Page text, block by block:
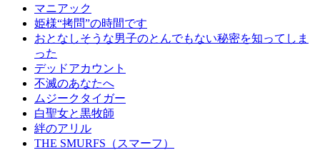
マニアック
姫様“拷問”の時間です
おとなしそうな男子のとんでもない秘密を知ってしま
った
デッドアカウント
不滅のあなたへ
ムジークタイガー
白聖女と黒牧師
絆のアリル
THE SMURFS（スマーフ）